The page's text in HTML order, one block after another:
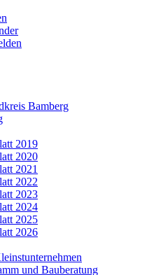
Bamberg
2019
2020
2021
2022
2023
2024
2025
2026
und Bauberatung